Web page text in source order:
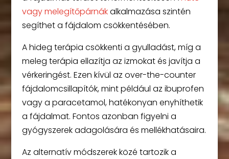
vagy melegítőpárnákalkalmazása szintén
segíthet a fájdalom csökkentésében.
A hideg terápia csökkenti a gyulladást, míg a
meleg terápia ellazítja az izmokat és javítja a
vérkeringést. Ezen kívül az over-the-counter
fájdalomcsillapítók, mint például az ibuprofen
vagy a paracetamol, hatékonyan enyhíthetik
a fájdalmat. Fontos azonban figyelni a
gyógyszerek adagolására és mellékhatásaira.
Az alternatív módszerek közé tartozik a